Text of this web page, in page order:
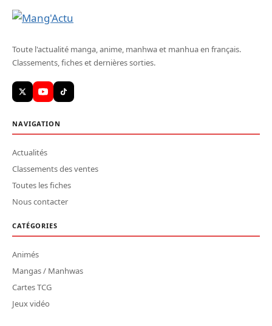
Toute l'actualité manga, anime, manhwa et manhua en français.
Classements, fiches et dernières sorties.
NAVIGATION
Actualités
Classements des ventes
Toutes les fiches
Nous contacter
CATÉGORIES
Animés
Mangas / Manhwas
Cartes TCG
Jeux vidéo